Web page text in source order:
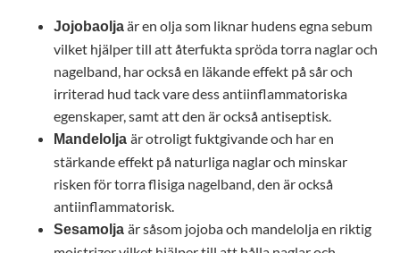
Jojobaoljaär en olja som liknar hudens egna sebum
vilket hjälper till att återfukta spröda torra naglar och
nagelband, har också en läkande effekt på sår och
irriterad hud tack vare dess antiinflammatoriska
egenskaper, samt att den är också antiseptisk.
Mandelolja är otroligt fuktgivande och har en
stärkande effekt på naturliga naglar och minskar
risken för torra flisiga nagelband, den är också
antiinflammatorisk.
Sesamolja är såsom jojoba och mandelolja en riktig